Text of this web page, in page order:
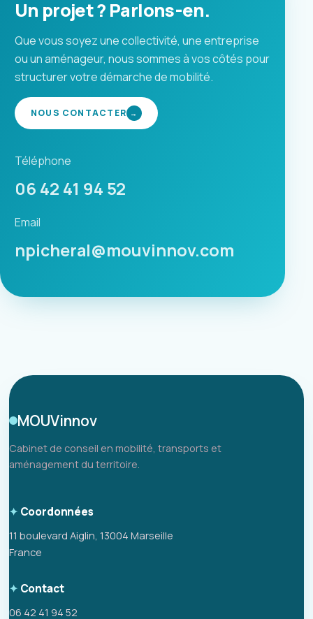
Un projet ? Parlons-en.
Que vous soyez une collectivité, une entreprise
ou un aménageur, nous sommes à vos côtés pour
structurer votre démarche de mobilité.
NOUS CONTACTER →
Téléphone
06 42 41 94 52
Email
npicheral@mouvinnov.com
MOUVinnov
Cabinet de conseil en mobilité, transports et
aménagement du territoire.
Coordonnées
11 boulevard Aiglin, 13004 Marseille
France
Contact
06 42 41 94 52